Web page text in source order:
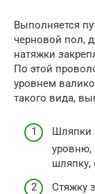
Выполняется
черновой пол,
натяжки
По этой
уровнем
такого вида,
Шляпки
уровню,
шляпку,
Стяжку